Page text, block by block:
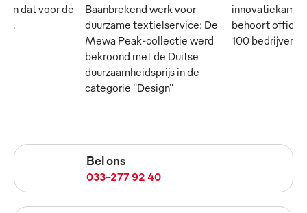
en dat voor de
rij.
Baanbrekend werk voor
duurzame textielservice: De
Mewa Peak-collectie werd
bekroond met de Duitse
duurzaamheidsprijs in de
categorie "Design"
behoort
100 bedrijven
Bel ons
033-277 92 40